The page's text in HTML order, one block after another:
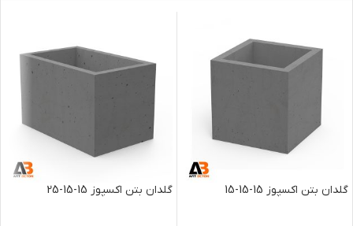
گلدان بتن اکسپوز 15-15-15 گلدان بتن اکسپوز 15-15-25